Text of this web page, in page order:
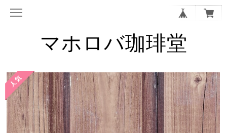
マホロバ珈琲堂